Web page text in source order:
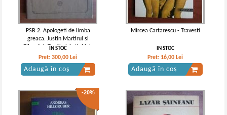
PSB 2. Apologeti de limba
greaca. Justin Martirul si
Filozoful, Teofil al Antiohiei,
Atenagora Atenianul
IN STOC
Pret:300,00 Lei
Adaugă în coș
Mircea Cartarescu - Travesti
IN STOC
Pret: 16,00 Lei
Adaugă în coș
-20%